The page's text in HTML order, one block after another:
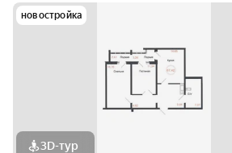
новостройка
3D-тур